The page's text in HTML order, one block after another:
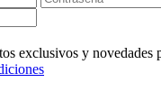
exclusivos y novedades